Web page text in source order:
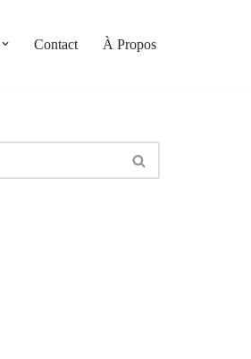
Contact À Propos